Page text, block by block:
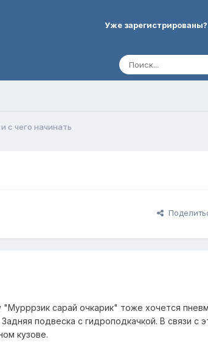
Уже
с чего начинать
сарай очкарик" тоже хочется
подвеска с гидроподкачкой. В связи
кузове.